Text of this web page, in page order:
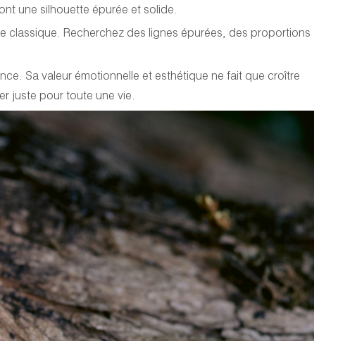
une silhouette épurée et solide.
classique. Recherchez des lignes épurées, des proportions
Sa valeur émotionnelle et esthétique ne fait que croître
juste pour toute une vie.